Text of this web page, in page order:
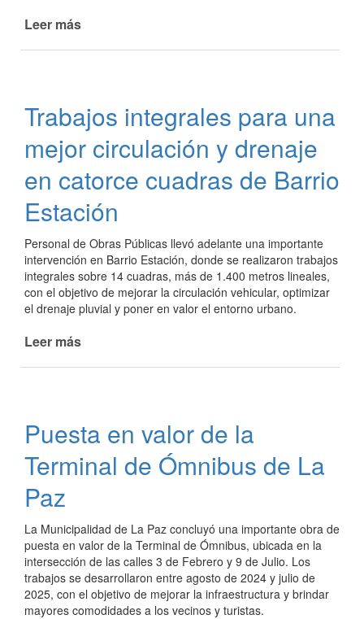
Leer más
de
la
Planta
Reciclaje
Trabajos integrales para una
mejor circulación y drenaje
en catorce cuadras de Barrio
Estación
Personal de Obras Públicas llevó adelante una importante
intervención en Barrio Estación, donde se realizaron trabajos
integrales sobre 14 cuadras, más de 1.400 metros lineales,
con el objetivo de mejorar la circulación vehicular, optimizar
el drenaje pluvial y poner en valor el entorno urbano.
Leer más
mejor
circulación
y
catorce
cuadras
de
Barrio
Estación
Puesta en valor de la
Terminal de Ómnibus de La
Paz
La Municipalidad de La Paz concluyó una importante obra de
puesta en valor de la Terminal de Ómnibus, ubicada en la
intersección de las calles 3 de Febrero y 9 de Julio. Los
trabajos se desarrollaron entre agosto de 2024 y julio de
2025, con el objetivo de mejorar la infraestructura y brindar
mayores comodidades a los vecinos y turistas.